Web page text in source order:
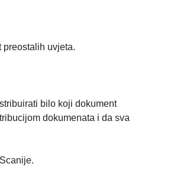
uvjeta.
bilo koji dokument
dokumenata i da sva